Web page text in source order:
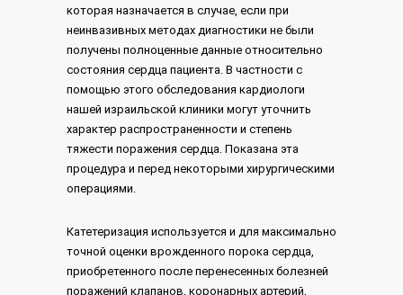
которая назначается в случае, если при
неинвазивных методах диагностики не были
получены полноценные данные относительно
состояния сердца пациента. В частности с
помощью этого обследования кардиологи
нашей израильской клиники могут уточнить
характер распространенности и степень
тяжести поражения сердца. Показана эта
процедура и перед некоторыми хирургическими
операциями.
Катетеризация используется и для максимально
точной оценки врожденного порока сердца,
приобретенного после перенесенных болезней
поражений клапанов, коронарных артерий,